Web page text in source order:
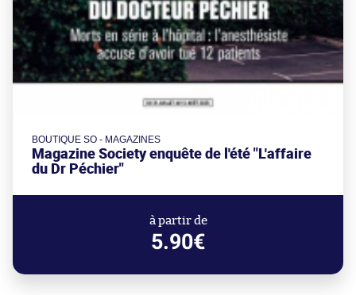
BOUTIQUE SO - MAGAZINES
Magazine Society enquête de l'été "L'affaire
du Dr Péchier"
à partir de
5.90€